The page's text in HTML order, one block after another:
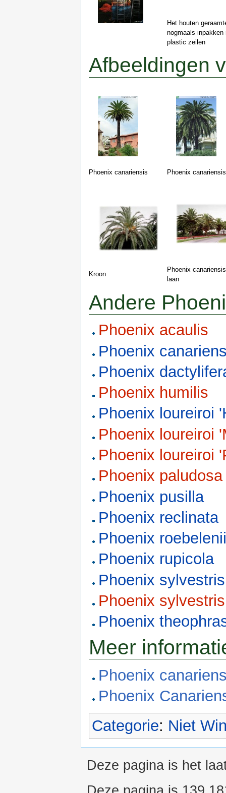
Het houten
nogmaals inpakken
plastic zeilen
Afbeeldingen
Phoenix canariensis Phoenix canariensis
Kroon
Phoenix
laan
Andere
Phoenix acaulis
Phoenix
Phoenix
Phoenix humilis
Phoenix loureiroi
Phoenix loureiroi
Phoenix loureiroi
Phoenix paludosa
Phoenix pusilla
Phoenix reclinata
Phoenix
Phoenix rupicola
Phoenix sylvestris
Phoenix
Phoenix
Meer
Phoenix
Phoenix
Categorie: Niet
Deze pagina is het